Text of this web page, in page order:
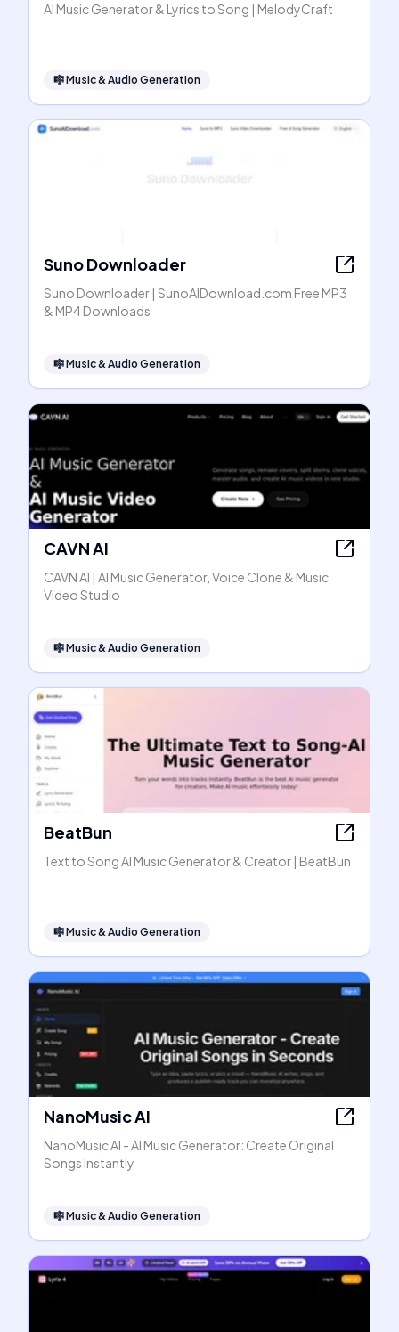
AI Music Generator & Lyrics to Song | MelodyCraft
🎼Music & Audio Generation
Suno Downloader
Suno Downloader | SunoAIDownload.com Free MP3
& MP4 Downloads
🎼Music & Audio Generation
CAVN AI
CAVN AI | AI Music Generator, Voice Clone & Music
Video Studio
🎼Music & Audio Generation
BeatBun
Text to Song AI Music Generator & Creator | BeatBun
🎼Music & Audio Generation
NanoMusic AI
NanoMusic AI - AI Music Generator: Create Original
Songs Instantly
🎼Music & Audio Generation